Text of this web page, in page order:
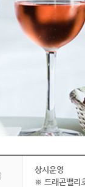
상시운영
※ 드래곤밸리